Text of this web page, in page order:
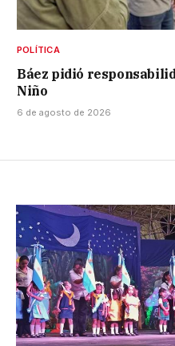
POLÍTICA
Báez pidió
Niño
6 de agosto de 2026